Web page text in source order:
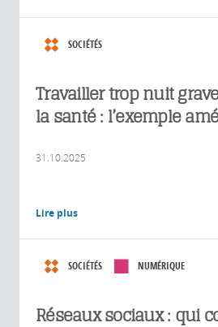
SOCIÉTÉS
Travailler trop nuit
la santé : l’exemple
31.10.2025
Lire plus
SOCIÉTÉS NUMÉRIQUE
Réseaux sociaux : qui